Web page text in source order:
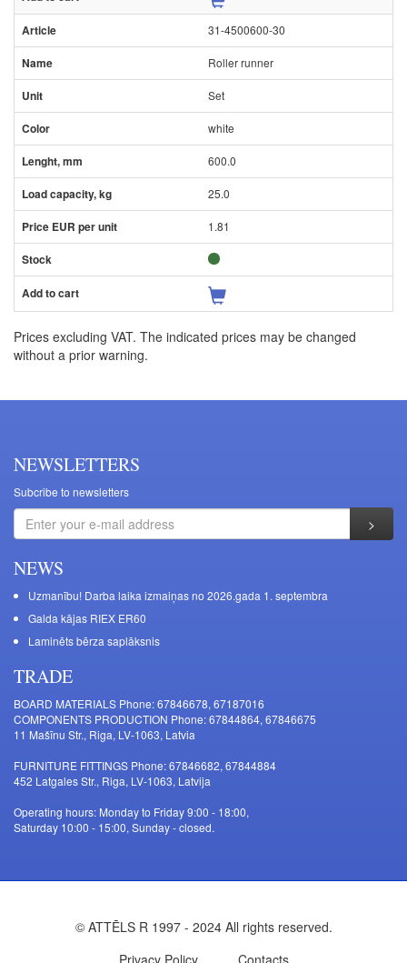
31-4500600-30
Roller runner
Set
white
600.0
25.0
1.81
Prices excluding VAT. The indicated prices may be changed
without a prior warning.
NEWSLETTERS
Subcribe to newsletters
NEWS
Uzmanību! Darba laika izmaiņas no 2026.gada 1. septembra
Galda kājas RIEX ER60
Laminēts bērza saplāksnis
TRADE
BOARD MATERIALS Phone: 67846678, 67187016
COMPONENTS PRODUCTION Phone: 67844864, 67846675
11 Mašīnu Str., Riga, LV-1063, Latvia
FURNITURE FITTINGS Phone: 67846682, 67844884
452 Latgales Str., Riga, LV-1063, Latvija
Operating hours: Monday to Friday 9:00 - 18:00,
Saturday 10:00 - 15:00, Sunday - closed.
© ATTĒLS R 1997 - 2024 All rights reserved.
Privacy Policy
Contacts